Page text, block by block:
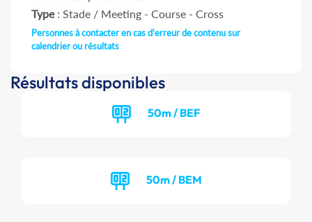
Type: Stade / Meeting - Course - Cross
Personnes à contacter en cas d'erreur de contenu sur
calendrier ou résultats
Résultats disponibles
50m / BEF
50m / BEM